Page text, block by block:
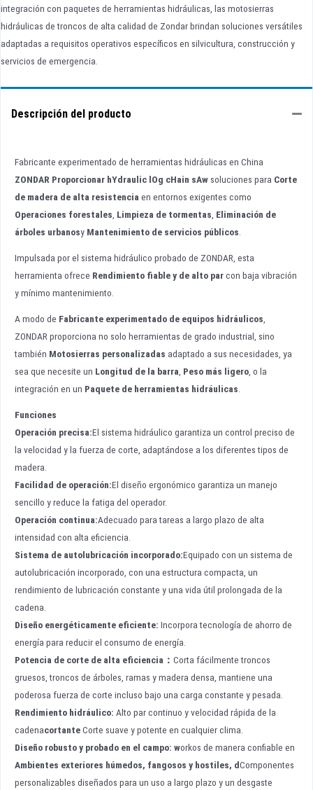
integración con paquetes de herramientas hidráulicas, las motosierras
hidráulicas de troncos de alta calidad de Zondar brindan soluciones versátiles
adaptadas a requisitos operativos específicos en silvicultura, construcción y
servicios de emergencia.
Descripción del producto
Fabricante experimentado de herramientas hidráulicas en China
ZONDAR Proporcionar hYdraulic lOg cHain sAw soluciones para Corte
de madera de alta resistencia en entornos exigentes como
Operaciones forestales Limpieza de tormentas Eliminación de
árboles urbanosy Mantenimiento de servicios públicos
Impulsada por el sistema hidráulico probado de ZONDAR, esta
herramienta ofrece Rendimiento fiable y de alto parcon baja vibración
y mínimo mantenimiento.
A modo de Fabricante experimentado de equipos hidráulicos
ZONDAR proporciona no solo herramientas de grado industrial, sino
también Motosierras personalizadas adaptado a sus necesidades, ya
sea que necesite un Longitud de la barra Peso más ligero , o la
integración en un Paquete de herramientas hidráulicas
Funciones
Operación precisa:El sistema hidráulico garantiza un control preciso de
la velocidad y la fuerza de corte, adaptándose a los diferentes tipos de
madera.
Facilidad de operación:El diseño ergonómico garantiza un manejo
sencillo y reduce la fatiga del operador.
Operación continua:Adecuado para tareas a largo plazo de alta
intensidad con alta eficiencia.
Sistema de autolubricación incorporado:Equipado con un sistema de
autolubricación incorporado, con una estructura compacta, un
rendimiento de lubricación constante y una vida útil prolongada de la
cadena.
Diseño energéticamente eficiente: Incorpora tecnología de ahorro de
energía para reducir el consumo de energía.
Potencia de corte de alta eficiencia ： Corta fácilmente troncos
gruesos, troncos de árboles, ramas y madera densa, mantiene una
poderosa fuerza de corte incluso bajo una carga constante y pesada.
Rendimiento hidráulico: Alto par continuo y velocidad rápida de la
cadenacortanteCorte suave y potente en cualquier clima.
Diseño robusto y probado en el campo: workos de manera confiable en
Ambientes exteriores húmedos, fangosos y hostiles, dComponentes
personalizables diseñados para un uso a largo plazo y un desgaste